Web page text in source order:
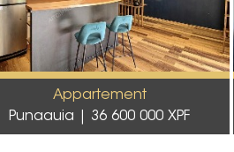
Appartement
Punaauia
36 600 000 XPF